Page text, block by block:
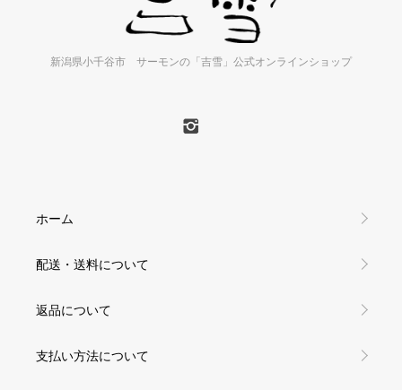
新潟県小千谷市 サーモンの「吉雪」公式オンラインショップ
ホーム
配送・送料について
返品について
支払い方法について